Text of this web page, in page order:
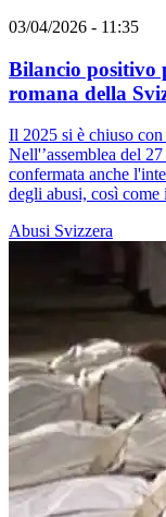
03/04/2026 - 11:35
Bilancio positivo
romana della
Il 2025 si è chiuso
Nell'’assemblea del
confermata anche
degli abusi, così
Abusi Svizzera